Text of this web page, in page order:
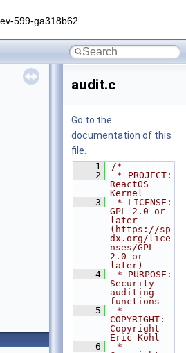
599-ga318b62
audit.c
Go to the
documentation of this
file.
    1
/*
    2
* PROJECT:
ReactOS
Kernel
    3
* LICENSE:
GPL-2.0-or-
later
(https://sp
dx.org/lice
nses/GPL-
2.0-or-
later)
    4
* PURPOSE:
Security
auditing
functions
    5
*
COPYRIGHT:
Copyright
Eric Kohl
    6
*